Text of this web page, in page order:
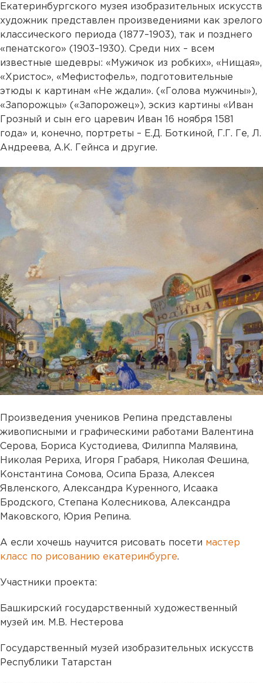
Екатеринбургского музея изобразительных искусств
художник представлен произведениями как зрелого
классического периода (1877–1903), так и позднего
«пенатского» (1903–1930). Среди них – всем
известные шедевры: «Мужичок из робких», «Нищая»,
«Христос», «Мефистофель», подготовительные
этюды к картинам «Не ждали». («Голова мужчины»),
«Запорожцы» («Запорожец»), эскиз картины «Иван
Грозный и сын его царевич Иван 16 ноября 1581
года» и, конечно, портреты – Е.Д. Боткиной, Г.Г. Ге, Л.
Андреева, А.К. Гейнса и другие.
Произведения учеников Репина представлены
живописными и графическими работами Валентина
Серова, Бориса Кустодиева, Филиппа Малявина,
Николая Рериха, Игоря Грабаря, Николая Фешина,
Константина Сомова, Осипа Браза, Алексея
Явленского, Александра Куренного, Исаака
Бродского, Степана Колесникова, Александра
Маковского, Юрия Репина.
А если хочешь научится рисовать посети мастер
класс по рисованию екатеринбурге.
Участники проекта:
Башкирский государственный художественный
музей им. М.В. Нестерова
Государственный музей изобразительных искусств
Республики Татарстан